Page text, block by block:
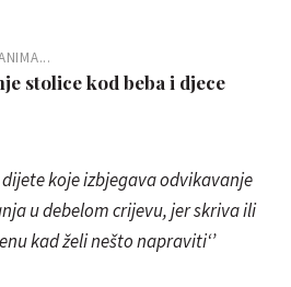
stolice kod beba i djece
dijete koje izbjegava odvikavanje
u debelom crijevu, jer skriva ili
kad želi nešto napraviti‘’